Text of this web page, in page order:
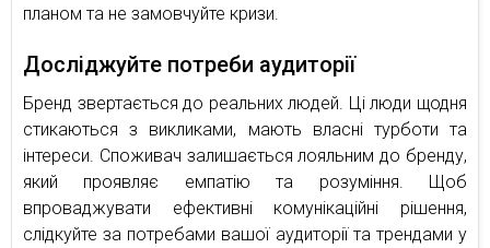
планом та не замовчуйте кризи.
Досліджуйте потреби аудиторії
Бренд звертається до реальних людей. Ці люди щодня
стикаються з викликами, мають власні турботи та
інтереси. Споживач залишається лояльним до бренду,
який проявляє емпатію та розуміння. Щоб
впроваджувати ефективні комунікаційні рішення,
слідкуйте за потребами вашої аудиторії та трендами у